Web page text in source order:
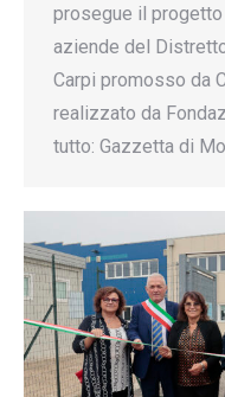
prosegue il
aziende del
Carpi promosso da
realizzato da
tutto: Gazzetta di